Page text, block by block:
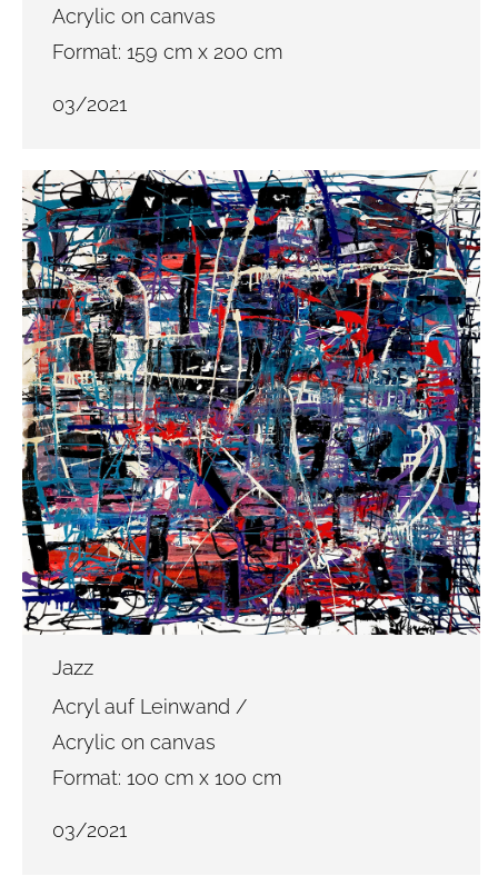
Acrylic on canvas
Format: 159 cm x 200 cm
03/2021
Jazz
Acryl auf Leinwand /
Acrylic on canvas
Format: 100 cm x 100 cm
03/2021